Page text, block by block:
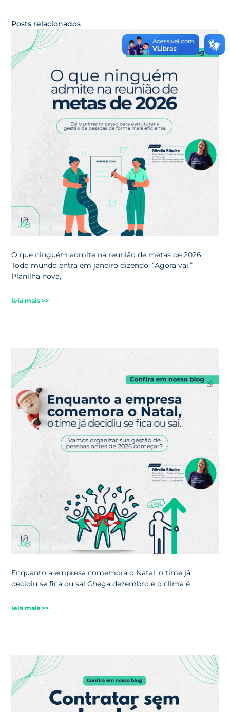
Posts relacionados
O que ninguém admite na reunião de metas de 2026
Todo mundo entra em janeiro dizendo: “Agora vai.”
Planilha nova,
leia mais >>
Enquanto a empresa comemora o Natal, o time já
decidiu se fica ou sai Chega dezembro e o clima é
leia mais >>